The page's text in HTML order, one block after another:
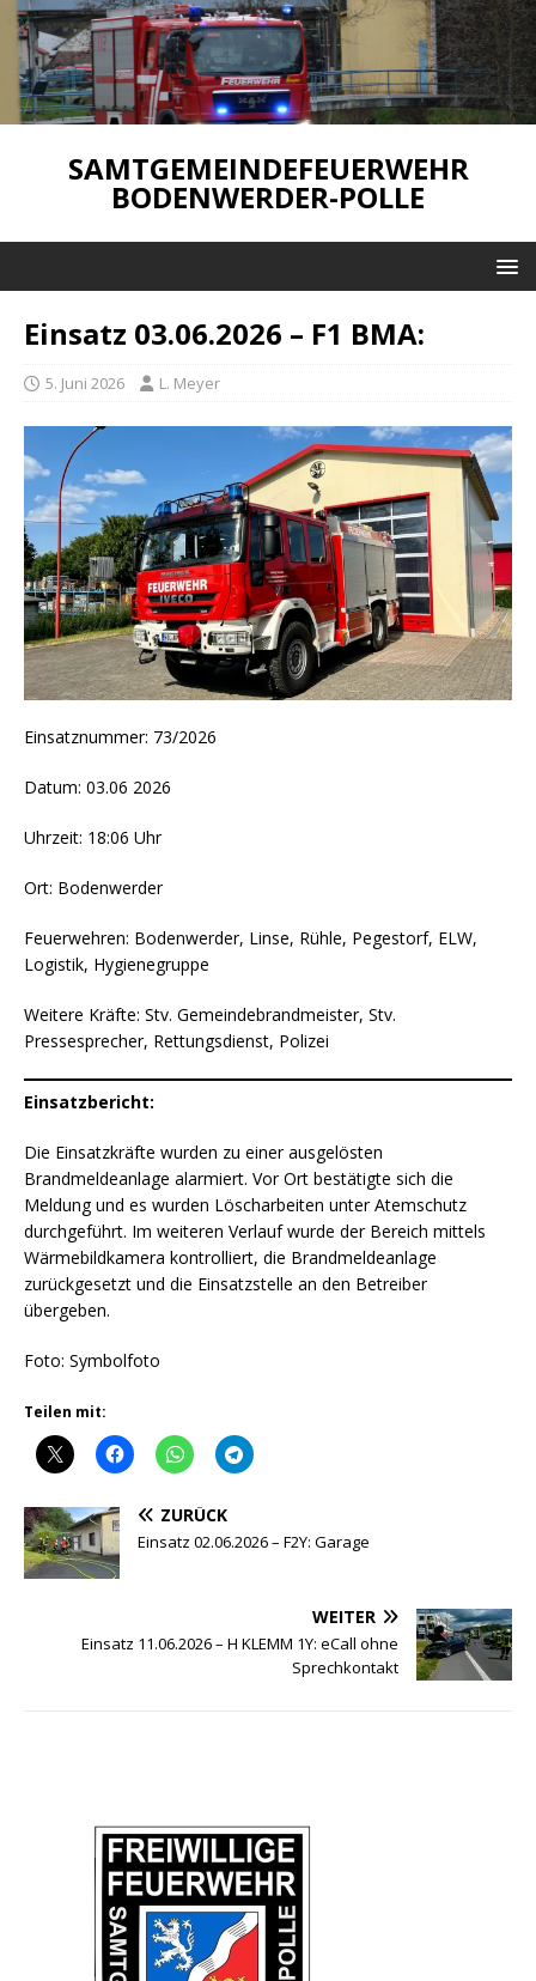
SAMTGEMEINDEFEUERWEHR
BODENWERDER-POLLE
Einsatz 03.06.2026 – F1 BMA:
5. Juni 2026 L. Meyer
Einsatznummer: 73/2026
Datum: 03.06 2026
Uhrzeit: 18:06 Uhr
Ort: Bodenwerder
Feuerwehren: Bodenwerder, Linse, Rühle, Pegestorf, ELW,
Logistik, Hygienegruppe
Weitere Kräfte: Stv. Gemeindebrandmeister, Stv.
Pressesprecher, Rettungsdienst, Polizei
Einsatzbericht:
Die Einsatzkräfte wurden zu einer ausgelösten
Brandmeldeanlage alarmiert. Vor Ort bestätigte sich die
Meldung und es wurden Löscharbeiten unter Atemschutz
durchgeführt. Im weiteren Verlauf wurde der Bereich mittels
Wärmebildkamera kontrolliert, die Brandmeldeanlage
zurückgesetzt und die Einsatzstelle an den Betreiber
übergeben.
Foto: Symbolfoto
Teilen mit:
ZURÜCK
Einsatz 02.06.2026 – F2Y: Garage
WEITER
Einsatz 11.06.2026 – H KLEMM 1Y: eCall ohne
Sprechkontakt